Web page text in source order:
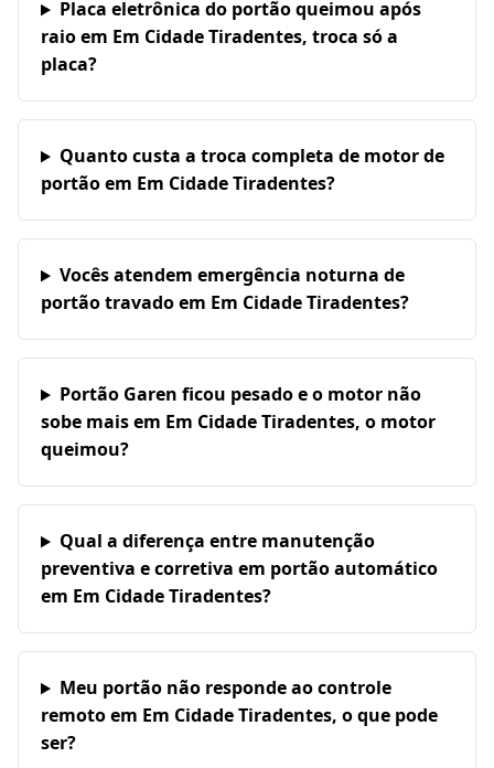
Placa eletrônica do portão queimou após
raio em Em Cidade Tiradentes, troca só a
placa?
Quanto custa a troca completa de motor de
portão em Em Cidade Tiradentes?
Vocês atendem emergência noturna de
portão travado em Em Cidade Tiradentes?
Portão Garen ficou pesado e o motor não
sobe mais em Em Cidade Tiradentes, o motor
queimou?
Qual a diferença entre manutenção
preventiva e corretiva em portão automático
em Em Cidade Tiradentes?
Meu portão não responde ao controle
remoto em Em Cidade Tiradentes, o que pode
ser?